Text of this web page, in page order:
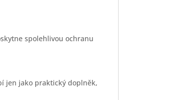
spolehlivou ochranu
jen jako praktický doplněk,